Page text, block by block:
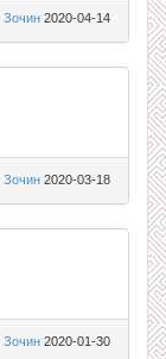
Зочин 2020-04-14
Зочин 2020-03-18
Зочин 2020-01-30